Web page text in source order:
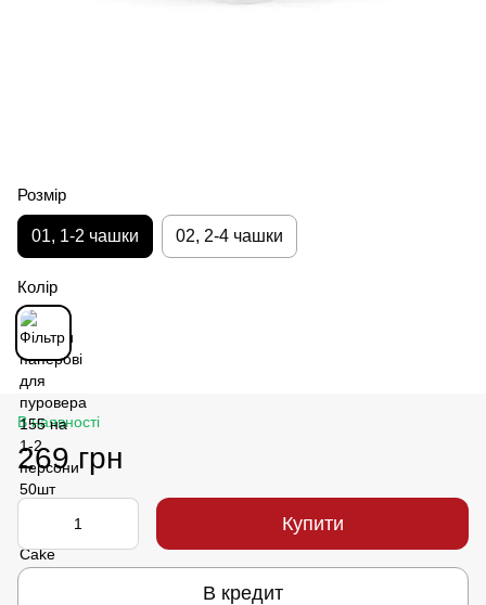
Розмір
01, 1-2 чашки 02, 2-4 чашки
Колір
В наявності
269 грн
Купити
В кредит